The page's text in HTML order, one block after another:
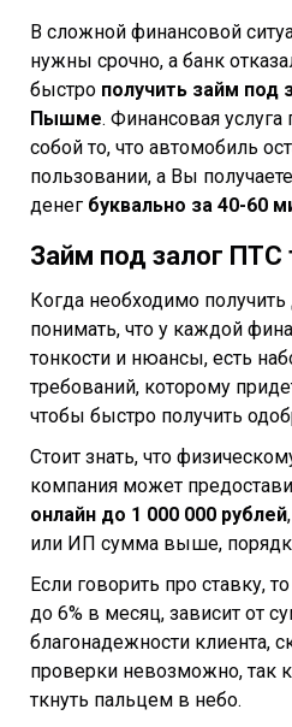
В сложной финансовой
нужны срочно, а банк
быстро получить займ под
Пышме. Финансовая
собой то, что автомобиль
пользовании, а Вы
денег буквально за 40-60
Займ под залог ПТС
Когда необходимо
понимать, что у каждой
тонкости и нюансы, есть
требований, которому
чтобы быстро получить
Стоит знать, что
компания может
онлайн до 1 000 000 рублей
или ИП сумма выше,
Если говорить про ставку,
до 6% в месяц, зависит от
благонадежности клиента,
проверки невозможно, так
ткнуть пальцем в небо.